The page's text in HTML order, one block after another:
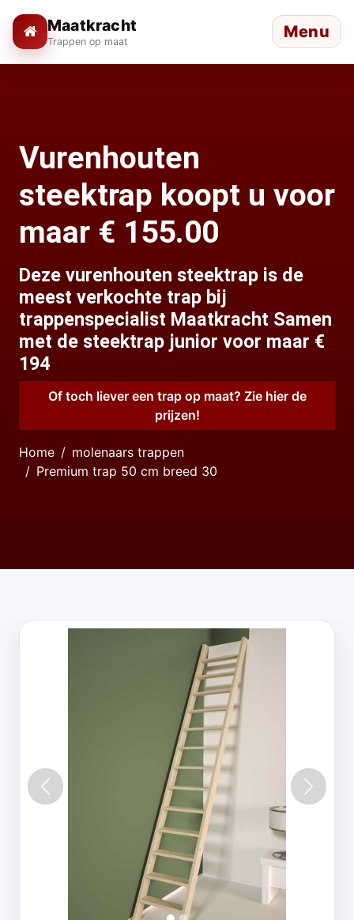
Maatkracht
Trappen op maat Menu
Vurenhouten
steektrap koopt u voor
maar € 155.00
Deze vurenhouten steektrap is de
meest verkochte trap bij
trappenspecialist Maatkracht Samen
met de steektrap junior voor maar €
194
Of toch liever een trap op maat? Zie hier de
prijzen!
Home
molenaars trappen
Premium trap 50 cm breed 30
Vorige